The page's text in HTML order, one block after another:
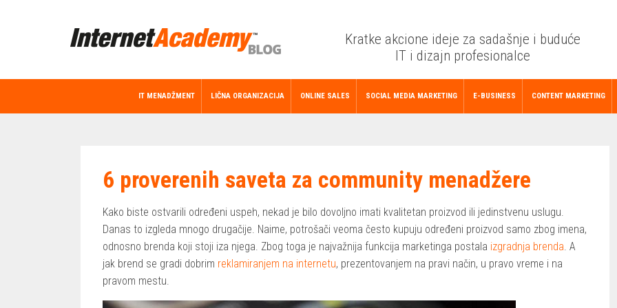
Kratke akcione ideje za sadašnje i buduće
IT i dizajn profesionalce
IT MENADŽMENT LIČNA ORGANIZACIJA ONLINE SALES SOCIAL MEDIA MARKETING E-BUSINESS CONTENT MARKETING
6 proverenih saveta za community menadžere
Kako biste ostvarili određeni uspeh, nekad je bilo dovoljno imati kvalitetan proizvod ili jedinstvenu uslugu.
Danas to izgleda mnogo drugačije. Naime, potrošači veoma često kupuju određeni proizvod samo zbog imena,
odnosno brenda koji stoji iza njega. Zbog toga je najvažnija funkcija marketinga postala izgradnja brenda. A
jak brend se gradi dobrim reklamiranjem na internetu, prezentovanjem na pravi način, u pravo vreme i na
pravom mestu.